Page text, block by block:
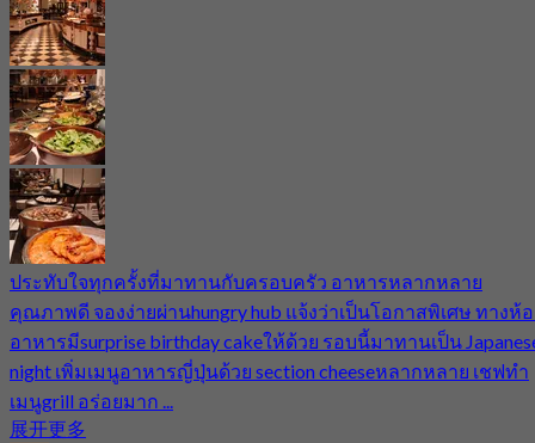
ประทับใจทุกครั้งที่มาทานกับครอบครัว อาหารหลากหลาย
คุณภาพดี จองง่ายผ่านhungry hub แจ้งว่าเป็นโอกาสพิเศษ ทางห้
อาหารมีsurprise birthday cakeให้ด้วย รอบนี้มาทานเป็น
night เพิ่มเมนูอาหารญี่ปุ่นด้วย section cheeseหลากหลาย เชฟทำ
เมนูgrill อร่อยมาก ...
展开更多